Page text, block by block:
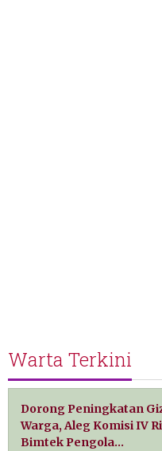
Warta Terkini
Dorong Peningkatan
Warga, Aleg Komisi IV
Bimtek Pengola…